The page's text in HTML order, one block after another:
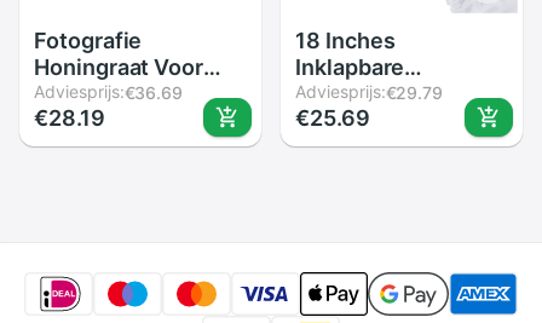
Fotografie
Honingraat Voor
50*70Cm/20*28Inch
Paraplu Softbox
Studio Strobe
Adviesprijs:€36.69
€28.19
18 Inches
Inklapbare
Fotografie Video
Light Softbox
Diffuser Voor
Adviesprijs:€29.79
€25.69